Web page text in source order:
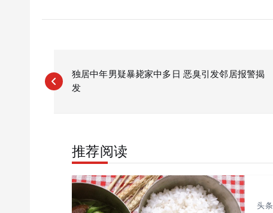
o
s
独居中年男疑暴毙家中多日 恶臭引发邻居报警揭
发
推荐阅读
头条